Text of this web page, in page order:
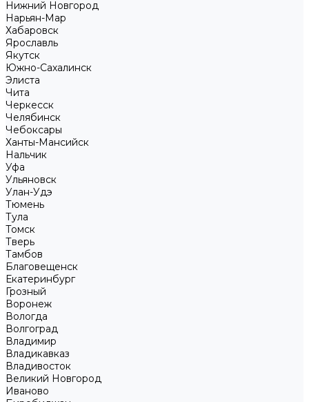
Нижний Новгород
Нарьян-Мар
Хабаровск
Ярославль
Якутск
Южно-Сахалинск
Элиста
Чита
Черкесск
Челябинск
Чебоксары
Ханты-Мансийск
Нальчик
Уфа
Ульяновск
Улан-Удэ
Тюмень
Тула
Томск
Тверь
Тамбов
Благовещенск
Екатеринбург
Грозный
Воронеж
Вологда
Волгоград
Владимир
Владикавказ
Владивосток
Великий Новгород
Иваново